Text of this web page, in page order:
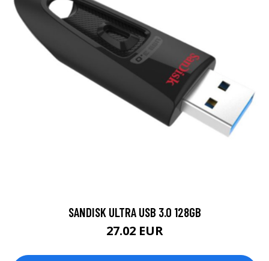
SANDISK ULTRA USB 3.0 128GB
27.02 EUR